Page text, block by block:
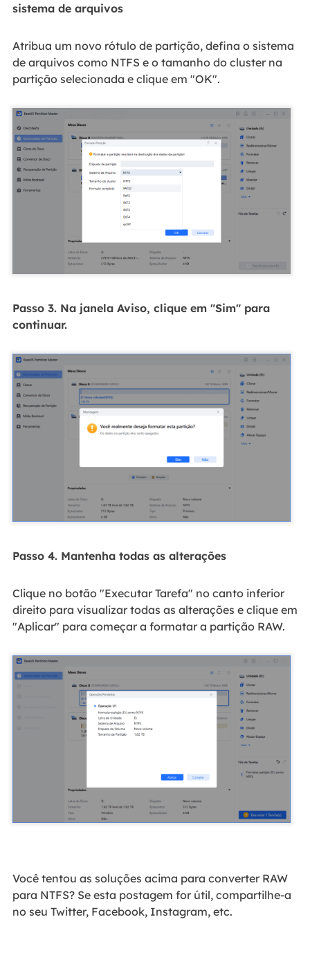
sistema de arquivos
Atribua um novo rótulo de partição, defina o sistema
de arquivos como NTFS e o tamanho do cluster na
partição selecionada e clique em "OK".
Passo 3. Na janela Aviso, clique em "Sim" para
continuar.
Passo 4. Mantenha todas as alterações
Clique no botão "Executar Tarefa" no canto inferior
direito para visualizar todas as alterações e clique em
"Aplicar" para começar a formatar a partição RAW.
Você tentou as soluções acima para converter RAW
para NTFS? Se esta postagem for útil, compartilhe-a
no seu Twitter, Facebook, Instagram, etc.